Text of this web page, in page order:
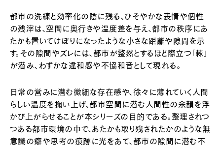
都市の洗練と効率化の陰に残る、ひそやかな表情や個性
の残滓は、空間に奥行きや温度差を与え、都市の秩序にあ
たかも置いてけぼりになったような小さな距離や隙間を示
す。その隙間やズレには、都市が整然とするほど際立つ「棘」
が潜み、わずかな違和感や不協和音として現れる。
日常の営みに潜む微細な存在感や、徐々に薄れていく人間
らしい温度を掬い上げ、都市空間に潜む人間性の余韻を浮
かび上がらせることが本シリーズの目的である。整理されつ
つある都市環境の中で、あたかも取り残されたかのような無
意識の癖や思考の痕跡に光をあて、都市の隙間に潜む不